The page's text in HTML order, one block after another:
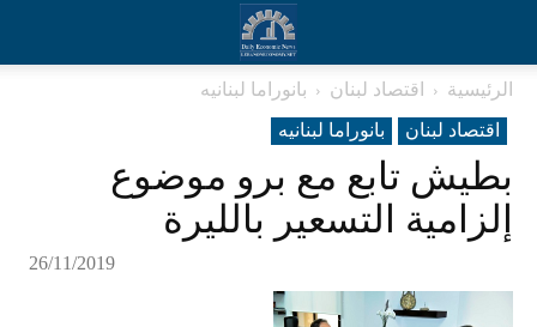
الرئيسية اقتصاد لبنان
بانوراما لبنانیه
اقتصاد لبنان
بانوراما لبنانیه
بطيش تابع مع برو موضوع
إلزامية التسعير بالليرة
26/11/2019